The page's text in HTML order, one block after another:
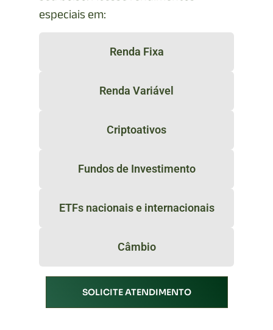
especiais em:
Renda Fixa
Renda Variável
Criptoativos
Fundos de Investimento
ETFs nacionais e internacionais
Câmbio
SOLICITE ATENDIMENTO